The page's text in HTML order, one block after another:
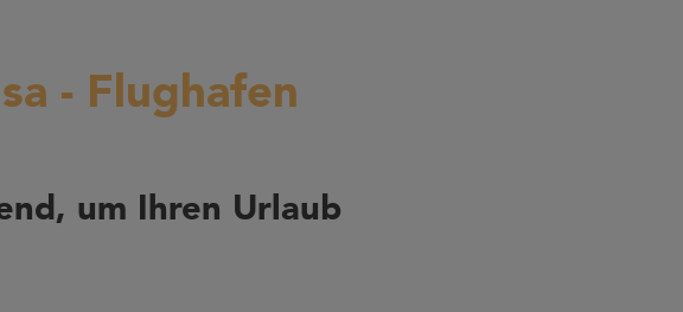
- Flughafen
um Ihren Urlaub